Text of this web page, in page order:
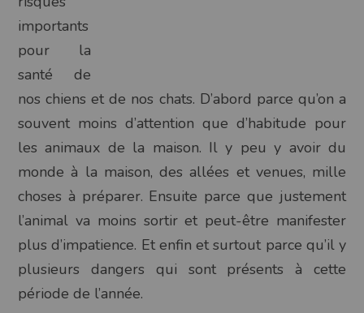
importants
pour la
santé de
nos chiens et de nos chats. D’abord parce qu’on a
souvent moins d’attention que d’habitude pour
les animaux de la maison. Il y peu y avoir du
monde à la maison, des allées et venues, mille
choses à préparer. Ensuite parce que justement
l’animal va moins sortir et peut-être manifester
plus d’impatience. Et enfin et surtout parce qu’il y
plusieurs dangers qui sont présents à cette
période de l’année.